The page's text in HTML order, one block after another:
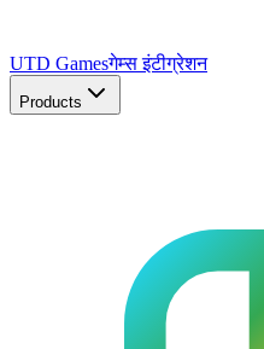
UTD Gamesगेम्स इंटीग्रेशन
Products